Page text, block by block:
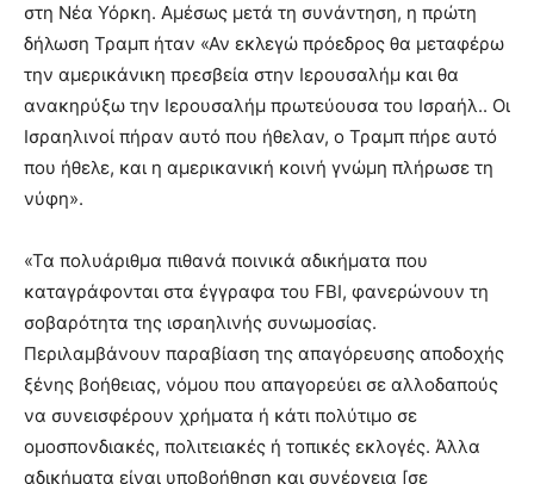
στη Νέα Υόρκη. Αμέσως μετά τη συνάντηση, η πρώτη
δήλωση Τραμπ ήταν «Αν εκλεγώ πρόεδρος θα μεταφέρω
την αμερικάνικη πρεσβεία στην Ιερουσαλήμ και θα
ανακηρύξω την Ιερουσαλήμ πρωτεύουσα του Ισραήλ.. Οι
Ισραηλινοί πήραν αυτό που ήθελαν, ο Τραμπ πήρε αυτό
που ήθελε, και η αμερικανική κοινή γνώμη πλήρωσε τη
νύφη».
«Τα πολυάριθμα πιθανά ποινικά αδικήματα που
καταγράφονται στα έγγραφα του FBI, φανερώνουν τη
σοβαρότητα της ισραηλινής συνωμοσίας.
Περιλαμβάνουν παραβίαση της απαγόρευσης αποδοχής
ξένης βοήθειας, νόμου που απαγορεύει σε αλλοδαπούς
να συνεισφέρουν χρήματα ή κάτι πολύτιμο σε
ομοσπονδιακές, πολιτειακές ή τοπικές εκλογές. Άλλα
αδικήματα είναι υποβοήθηση και συνέργεια [σε